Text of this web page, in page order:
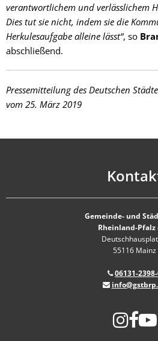
verantwortlichem und verlässlichem
Dies tut sie nicht, indem sie die
Herkulesaufgabe alleine lässt“, so
abschließend.
Pressemitteilung des Deutschen
vom 25. März 2019
Gemeinde- und
Rheinland-Pfalz
55116 Mainz
06131-